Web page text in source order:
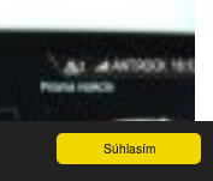
Súhlasím